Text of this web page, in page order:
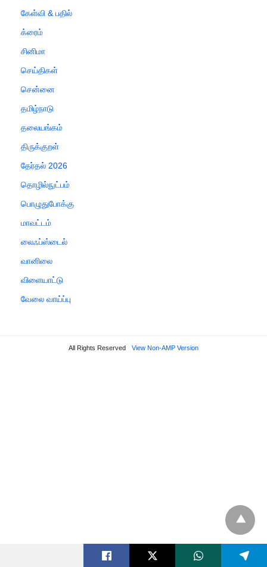
கேள்வி & பதில்
க்ரைம்
சினிமா
செய்திகள்
சென்னை
தமிழ்நாடு
தலையங்கம்
திருக்குறள்
தேர்தல் 2026
தொழில்நுட்பம்
பொழுதுபோக்கு
மாவட்டம்
லைஃப்ஸ்டைல்
வானிலை
விளையாட்டு
வேலை வாய்ப்பு
All Rights Reserved View Non-AMP Version